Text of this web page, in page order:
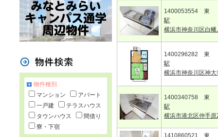
1400053554 東
駅
横浜市神奈川区白幡
1400296282 東
駅
横浜市神奈川区神
1400340758 東
駅
横浜市港北区仲手原
1410860521 東
物件種別
マンション
アパート
一戸建
テラスハウス
タウンハウス
間借り
寮・下宿